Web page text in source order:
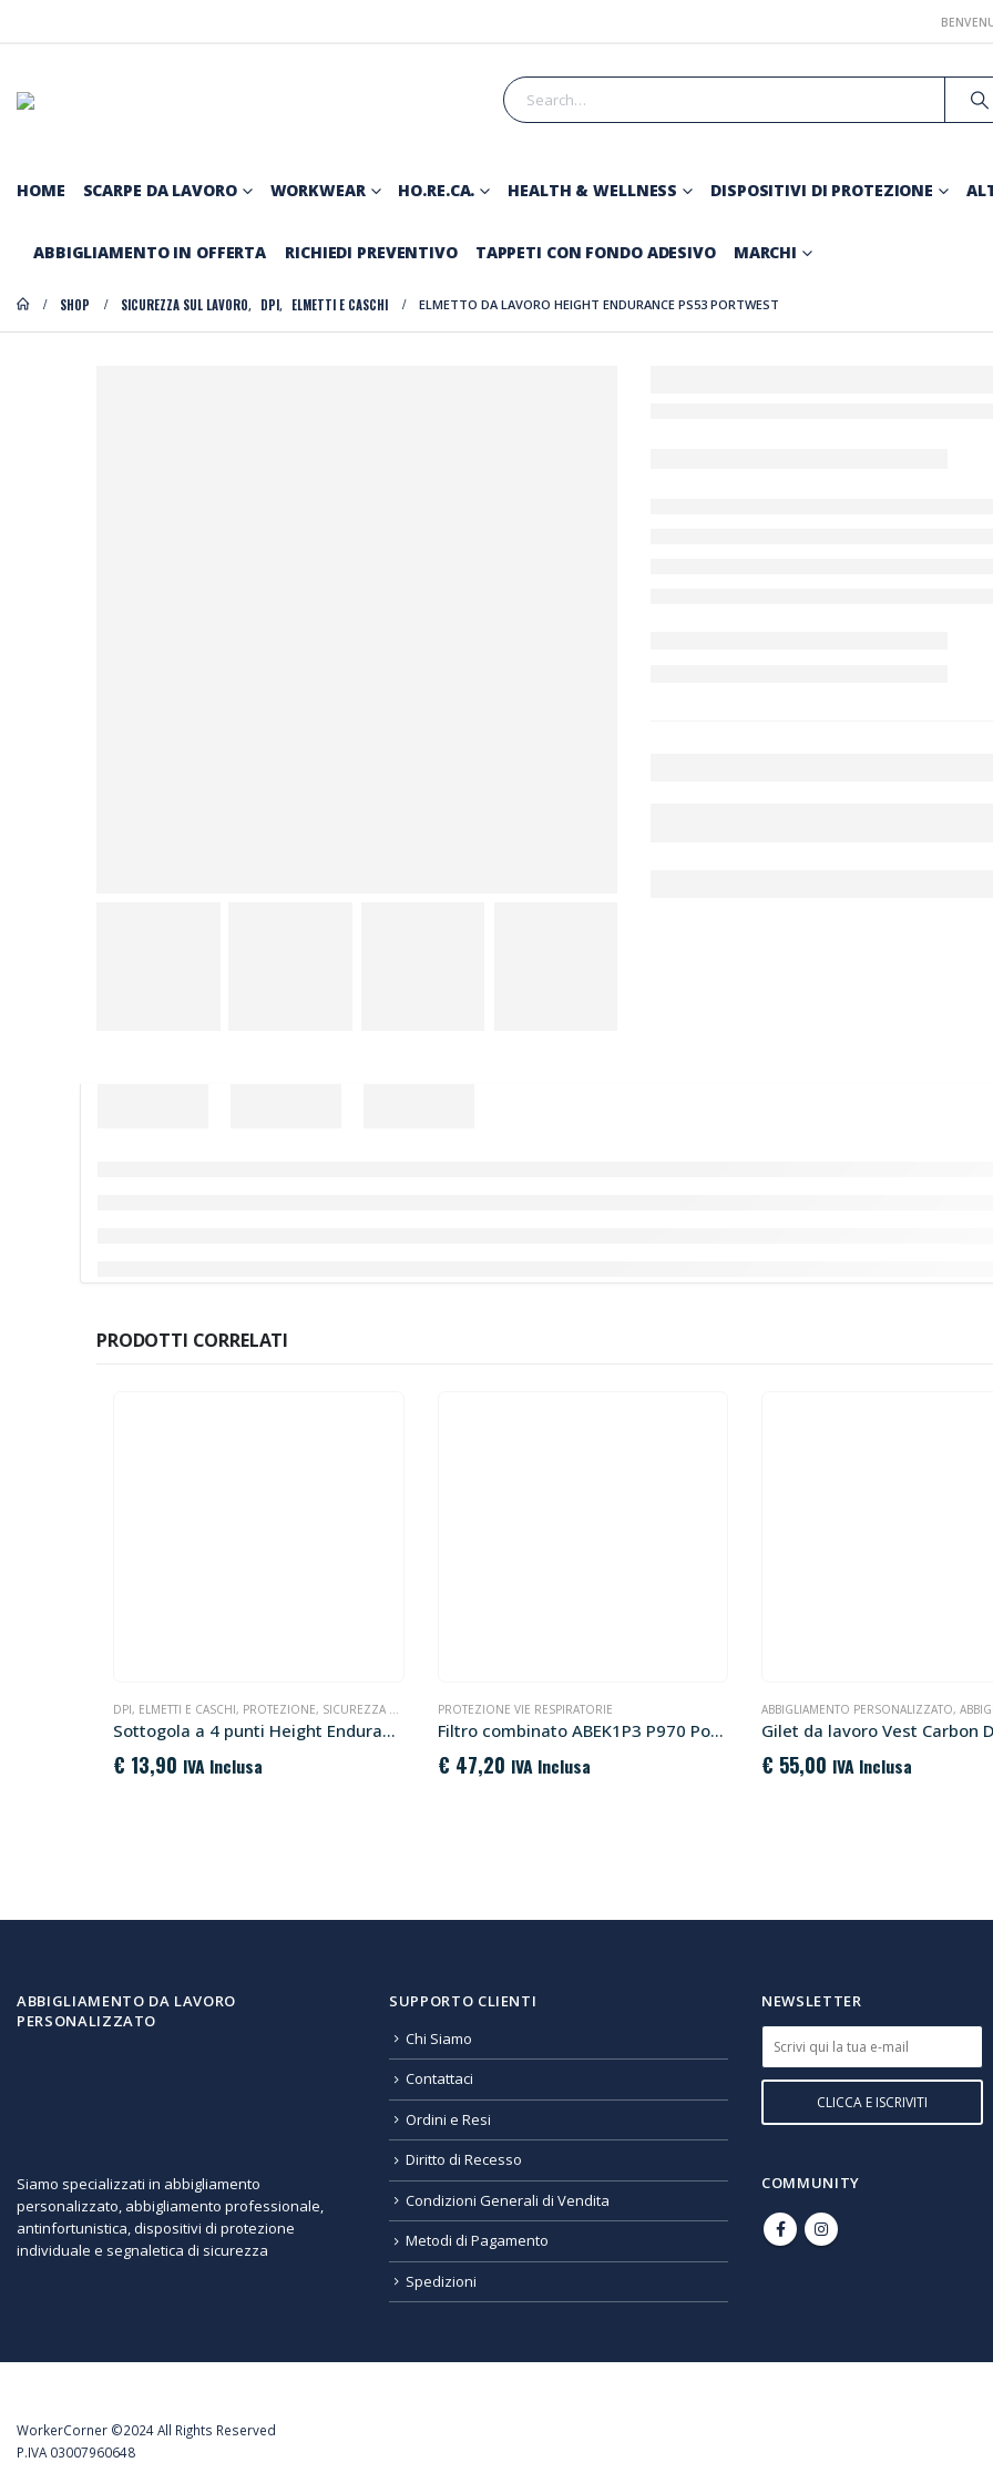
HOME SCARPE DA LAVORO WORKWEAR HO.RE.CA. HEALTH & WELLNESS DISPOSITIVI DI PROTEZIONE
ABBIGLIAMENTO IN OFFERTA RICHIEDI PREVENTIVO TAPPETI CON FONDO ADESIVO MARCHI
SHOP SICUREZZA SUL LAVORO, DPI, ELMETTI E CASCHI ELMETTO DA LAVORO HEIGHT ENDURANCE PS53 PORTWEST
PRODOTTI CORRELATI
DPI, ELMETTI E CASCHI, PROTEZIONE, SICUREZZA SUL LAVORO
Sottogola a 4 punti Height Endurance PA49 Portwest
€ 13,90 IVA Inclusa
PROTEZIONE VIE RESPIRATORIE
Filtro combinato ABEK1P3 P970 Portwest
€ 47,20 IVA Inclusa
ABBIGLIAMENTO PERSONALIZZATO,
€ 55,00 IVA Inclusa
ABBIGLIAMENTO DA LAVORO
PERSONALIZZATO
Siamo specializzati in abbigliamento
personalizzato, abbigliamento professionale,
antinfortunistica, dispositivi di protezione
individuale e segnaletica di sicurezza
SUPPORTO CLIENTI
Chi Siamo
Contattaci
Ordini e Resi
Diritto di Recesso
Condizioni Generali di Vendita
Metodi di Pagamento
Spedizioni
NEWSLETTER
COMMUNITY
WorkerCorner ©2024 All Rights Reserved
P.IVA 03007960648